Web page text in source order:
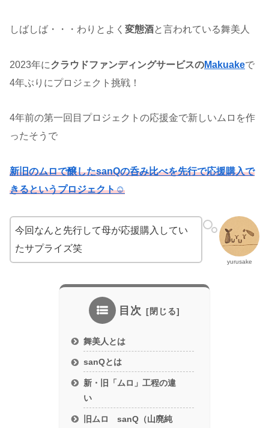
しばしば・・・わりとよく 変態酒と言われている舞美人
2023年にクラウドファンディングサービスのMakuakeで
4年ぶりにプロジェクト挑戦！
4年前の第一回目プロジェクトの応援金で新しいムロを作
ったそうで
新旧のムロで醸したsanQの呑み比べを先行で応援購入で
きるというプロジェクト☺
yurusake
今回なんと先行して母が応援購入してい
たサプライズ笑
目次
舞美人とは
sanQとは
新・旧「ムロ」工程の違
い
旧ムロ sanQ（山廃純